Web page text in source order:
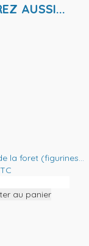
AUSSI...
la foret (figurines...
au panier